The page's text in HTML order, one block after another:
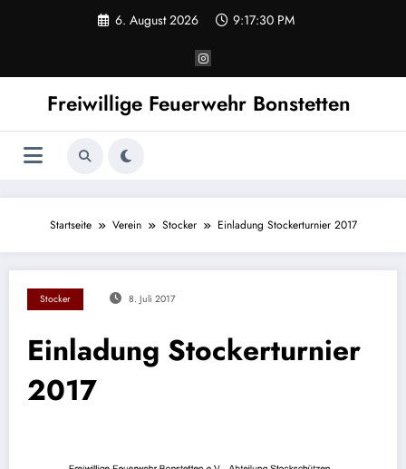
6. August 2026 9:17:30 PM
Freiwillige Feuerwehr Bonstetten
Startseite Verein Stocker Einladung Stockerturnier 2017
Stocker 8. Juli 2017
Einladung Stockerturnier
2017